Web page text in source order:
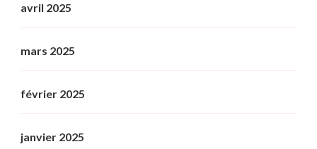
avril 2025
mars 2025
février 2025
janvier 2025